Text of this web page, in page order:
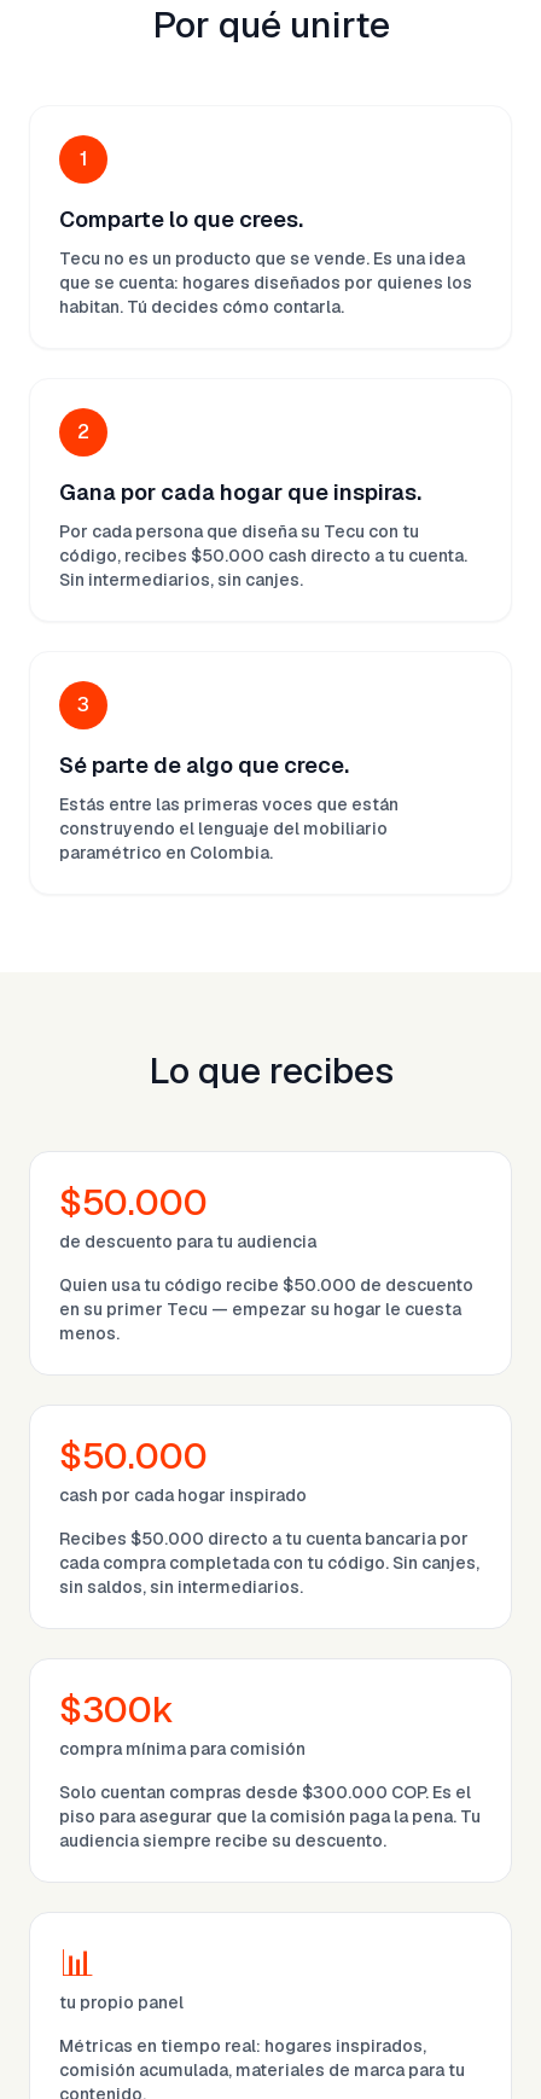
Por qué unirte
1
Comparte lo que crees.
Tecu no es un producto que se vende. Es una idea
que se cuenta: hogares diseñados por quienes los
habitan. Tú decides cómo contarla.
2
Gana por cada hogar que inspiras.
Por cada persona que diseña su Tecu con tu
código, recibes $50.000 cash directo a tu cuenta.
Sin intermediarios, sin canjes.
3
Sé parte de algo que crece.
Estás entre las primeras voces que están
construyendo el lenguaje del mobiliario
paramétrico en Colombia.
Lo que recibes
$50.000
de descuento para tu audiencia
Quien usa tu código recibe $50.000 de descuento
en su primer Tecu — empezar su hogar le cuesta
menos.
$50.000
cash por cada hogar inspirado
Recibes $50.000 directo a tu cuenta bancaria por
cada compra completada con tu código. Sin canjes,
sin saldos, sin intermediarios.
$300k
compra mínima para comisión
Solo cuentan compras desde $300.000 COP. Es el
piso para asegurar que la comisión paga la pena. Tu
audiencia siempre recibe su descuento.
📊
tu propio panel
Métricas en tiempo real: hogares inspirados,
comisión acumulada, materiales de marca para tu
contenido.